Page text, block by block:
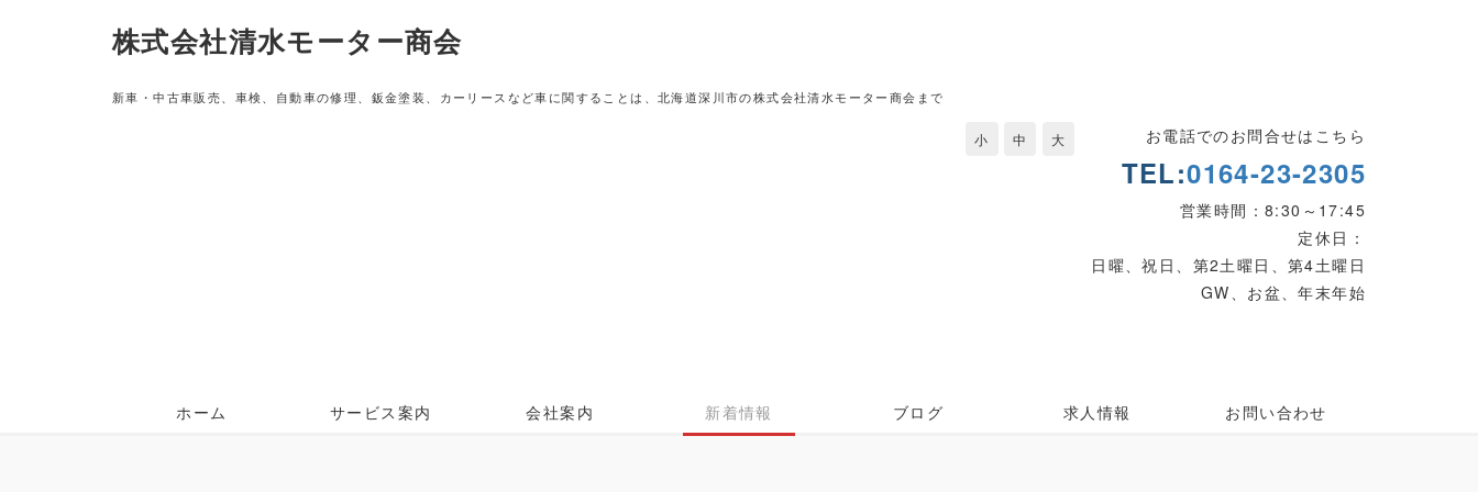
株式会社清水モーター商会
新車・中古車販売、車検、自動車の修理、鈑金塗装、カーリースなど車に関することは、北海道深川市の株式会社清水モーター商会まで
お電話でのお問合せはこちら
TEL:0164-23-2305
営業時間：8:30～17:45
定休日：
日曜、祝日、第2土曜日、第4土曜日
GW、お盆、年末年始
小 中 大
ホーム サービス案内 会社案内 新着情報 ブログ 求人情報 お問い合わせ